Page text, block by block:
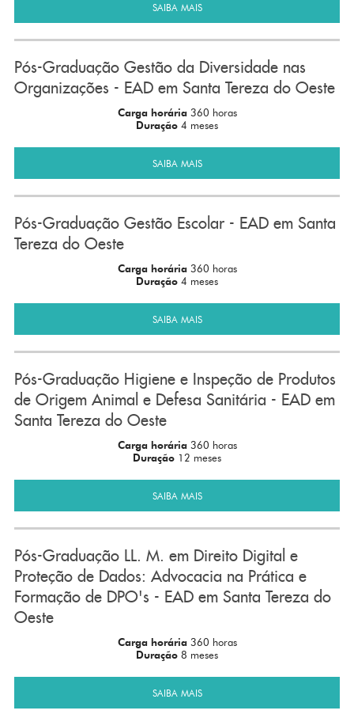
SAIBA MAIS
Pós-Graduação Gestão da Diversidade nas
Organizações - EAD em Santa Tereza do Oeste
Carga horária 360 horas
Duração 4 meses
SAIBA MAIS
Pós-Graduação Gestão Escolar - EAD em Santa
Tereza do Oeste
Carga horária 360 horas
Duração 4 meses
SAIBA MAIS
Pós-Graduação Higiene e Inspeção de Produtos
de Origem Animal e Defesa Sanitária - EAD em
Santa Tereza do Oeste
Carga horária 360 horas
Duração 12 meses
SAIBA MAIS
Pós-Graduação LL. M. em Direito Digital e
Proteção de Dados: Advocacia na Prática e
Formação de DPO's - EAD em Santa Tereza do
Oeste
Carga horária 360 horas
Duração 8 meses
SAIBA MAIS